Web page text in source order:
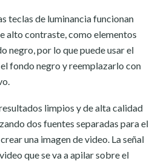
teclas de luminancia funcionan
alto contraste, como elementos
negro, por lo que puede usar el
fondo negro y reemplazarlo con
limpios y de alta calidad
dos fuentes separadas para el
una imagen de video. La señal
que se va a apilar sobre el